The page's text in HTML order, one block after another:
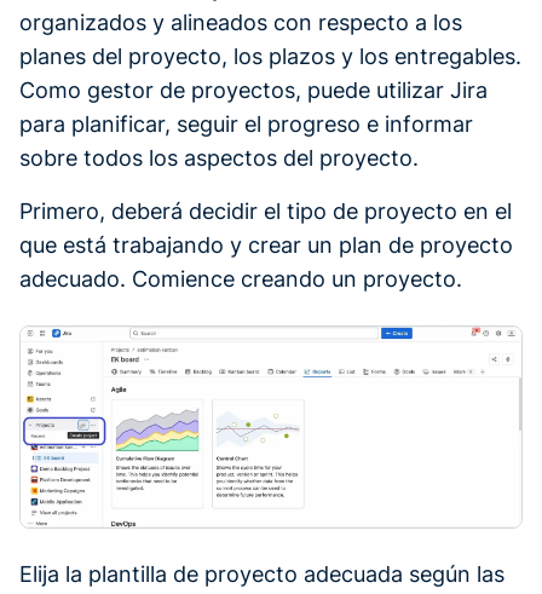
organizados y alineados con respecto a los
planes del proyecto, los plazos y los entregables.
Como gestor de proyectos, puede utilizar Jira
para planificar, seguir el progreso e informar
sobre todos los aspectos del proyecto.
Primero, deberá decidir el tipo de proyecto en el
que está trabajando y crear un plan de proyecto
adecuado. Comience creando un proyecto.
Elija la plantilla de proyecto adecuada según las